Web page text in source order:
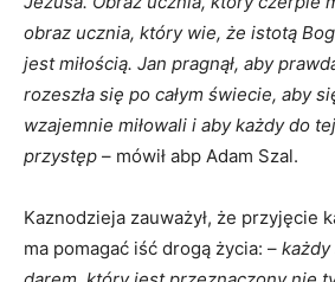
obraz ucznia, który wie, że istotą
jest miłością. Jan pragnął, aby
rozeszła się po całym świecie, aby
wzajemnie miłowali i aby każdy do
przystęp – mówił abp Adam Szal.
Kaznodzieja zauważył, że przyjęcie
ma pomagać iść drogą życia: –